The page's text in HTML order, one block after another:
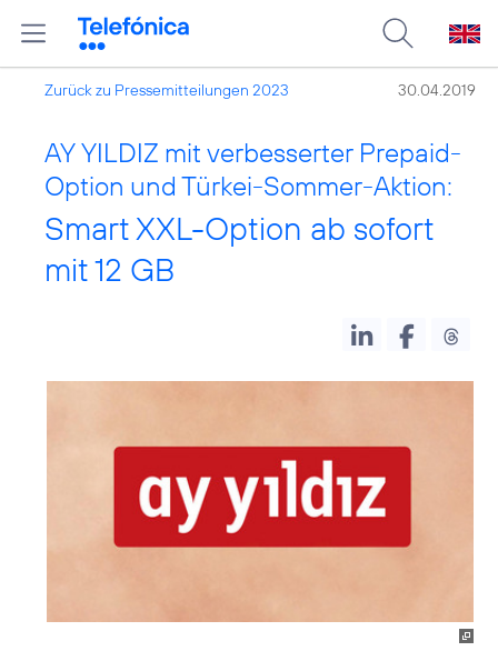
Zurück zu Pressemitteilungen 2023 30.04.2019
AY YILDIZ mit verbesserter Prepaid-
Option und Türkei-Sommer-Aktion:
Smart XXL-Option ab sofort
mit 12 GB